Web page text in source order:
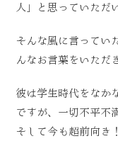
人」と思っていただ
そんな風に言ってい
んなお言葉をいただ
彼は学生時代をなか
ですが、一切不平不
そして今も超前向き！